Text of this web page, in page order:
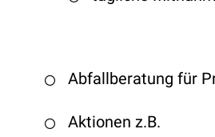
Abfallberatung für
Aktionen z.B.